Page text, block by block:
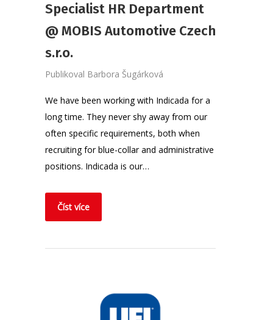
Specialist HR Department
@ MOBIS Automotive Czech
s.r.o.
Publikoval Barbora Šugárková
We have been working with Indicada for a
long time. They never shy away from our
often specific requirements, both when
recruiting for blue-collar and administrative
positions. Indicada is our…
Číst více